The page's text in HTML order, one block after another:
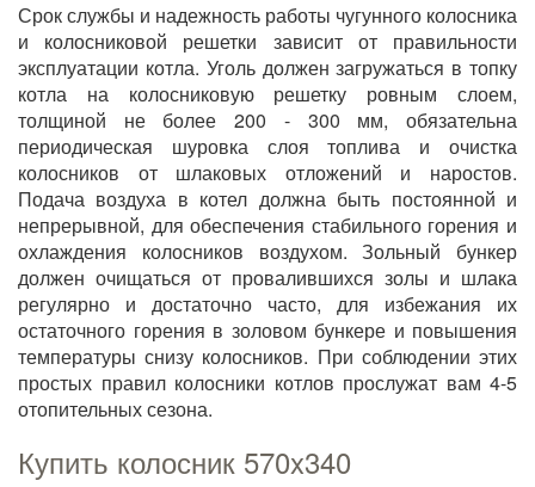
Срок службы и надежность работы чугунного колосника
и колосниковой решетки зависит от правильности
эксплуатации котла. Уголь должен загружаться в топку
котла на колосниковую решетку ровным слоем,
толщиной не более 200 - 300 мм, обязательна
периодическая шуровка слоя топлива и очистка
колосников от шлаковых отложений и наростов.
Подача воздуха в котел должна быть постоянной и
непрерывной, для обеспечения стабильного горения и
охлаждения колосников воздухом. Зольный бункер
должен очищаться от провалившихся золы и шлака
регулярно и достаточно часто, для избежания их
остаточного горения в золовом бункере и повышения
температуры снизу колосников. При соблюдении этих
простых правил колосники котлов прослужат вам 4-5
отопительных сезона.
Купить колосник 570x340